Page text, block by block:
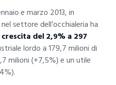
e marzo 2013, in
settore dell’occhialeria ha
del 2,9% a 297
lordo a 179,7 milioni di
milioni (+7,5%) e un utile